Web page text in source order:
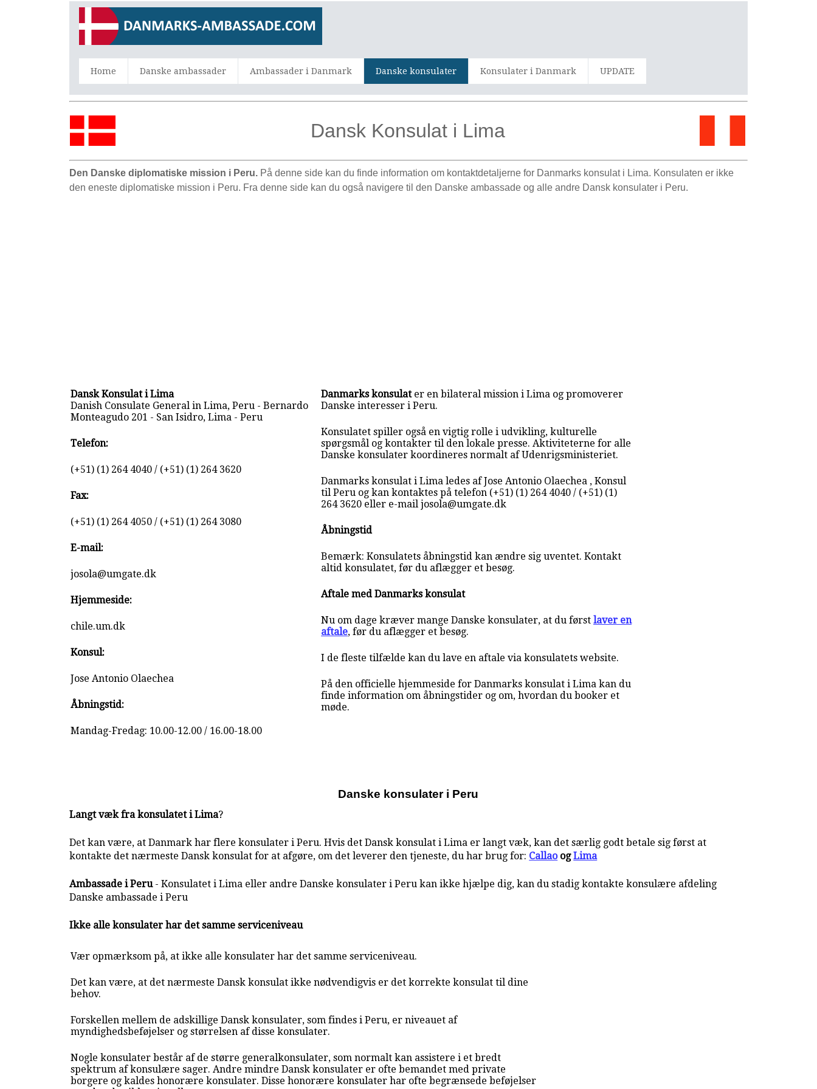
Home Danske ambassader Ambassader i Danmark Danske konsulater Konsulater i Danmark UPDATE
Dansk Konsulat i Lima
Den Danske diplomatiske mission i Peru. På denne side kan du finde information om kontaktdetaljerne for Danmarks konsulat i Lima. Konsulaten er ikke
den eneste diplomatiske mission i Peru. Fra denne side kan du også navigere til den Danske ambassade og alle andre Dansk konsulater i Peru.
Dansk Konsulat i Lima
Danish Consulate General in Lima, Peru - Bernardo
Monteagudo 201 - San Isidro, Lima - Peru
Telefon:
(+51) (1) 264 4040 / (+51) (1) 264 3620
Fax:
(+51) (1) 264 4050 / (+51) (1) 264 3080
E-mail:
josola@umgate.dk
Hjemmeside:
chile.um.dk
Konsul:
Jose Antonio Olaechea
Åbningstid:
Mandag-Fredag: 10.00-12.00 / 16.00-18.00
Danmarks konsulater en bilateral mission i Lima og promoverer
Danske interesser i Peru.
Konsulatet spiller også en vigtig rolle i udvikling, kulturelle
spørgsmål og kontakter til den lokale presse. Aktiviteterne for alle
Danske konsulater koordineres normalt af Udenrigsministeriet.
Danmarks konsulat i Lima ledes af Jose Antonio Olaechea , Konsul
til Peru og kan kontaktes på telefon (+51) (1) 264 4040 / (+51) (1)
264 3620 eller e-mail josola@umgate.dk
Åbningstid
Bemærk: Konsulatets åbningstid kan ændre sig uventet. Kontakt
altid konsulatet, før du aflægger et besøg.
Aftale med Danmarks konsulat
Nu om dage kræver mange Danske konsulater, at du førstlaver en
aftale, før du aflægger et besøg.
I de fleste tilfælde kan du lave en aftale via konsulatets website.
På den officielle hjemmeside for Danmarks konsulat i Lima kan du
finde information om åbningstider og om, hvordan du booker et
møde.
Danske konsulater i Peru
Langt væk fra konsulatet i Lima?
Det kan være, at Danmark har flere konsulater i Peru. Hvis det Dansk konsulat i Lima er langt væk, kan det særlig godt betale sig først at
kontakte det nærmeste Dansk konsulat for at afgøre, om det leverer den tjeneste, du har brug for: CallaoogLima
Ambassade i Peru- Konsulatet i Lima eller andre Danske konsulater i Peru kan ikke hjælpe dig, kan du stadig kontakte konsulære afdeling
Danske ambassade i Peru
Ikke alle konsulater har det samme serviceniveau
Vær opmærksom på, at ikke alle konsulater har det samme serviceniveau.
Det kan være, at det nærmeste Dansk konsulat ikke nødvendigvis er det korrekte konsulat til dine
behov.
Forskellen mellem de adskillige Dansk konsulater, som findes i Peru, er niveauet af
myndighedsbeføjelser og størrelsen af disse konsulater.
Nogle konsulater består af de større generalkonsulater, som normalt kan assistere i et bredt
spektrum af konsulære sager. Andre mindre Dansk konsulater er ofte bemandet med private
borgere og kaldes honorære konsulater. Disse honorære konsulater har ofte begrænsede beføjelser